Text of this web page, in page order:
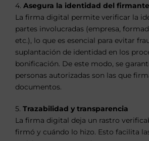
4. Asegura la identidad del firmante
La firma digital permite verificar la
partes involucradas (empresa,
etc.), lo que es esencial para evitar
suplantación de identidad en los
bonificación. De este modo, se
personas autorizadas son las que
documentos.
5. Trazabilidad y transparencia
La firma digital deja un rastro
firmó y cuándo lo hizo. Esto facilita